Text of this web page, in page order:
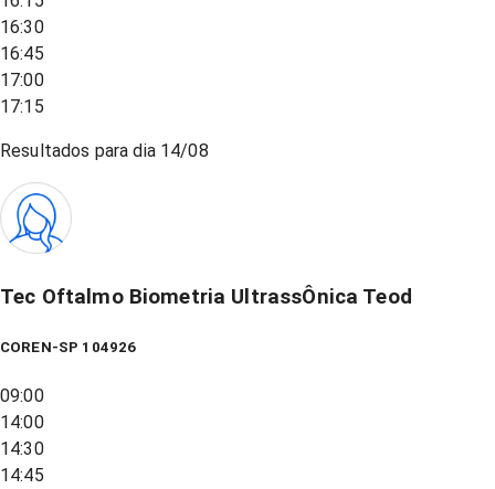
16:30
16:45
17:00
17:15
Resultados para dia 14/08
Tec Oftalmo Biometria UltrassÔnica Teod
COREN-SP 104926
09:00
14:00
14:30
14:45